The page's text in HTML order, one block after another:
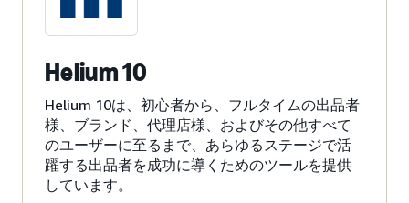
Helium 10
Helium 10は、初心者から、フルタイムの出品者
様、ブランド、代理店様、およびその他すべて
のユーザーに至るまで、あらゆるステージで活
躍する出品者を成功に導くためのツールを提供
しています。